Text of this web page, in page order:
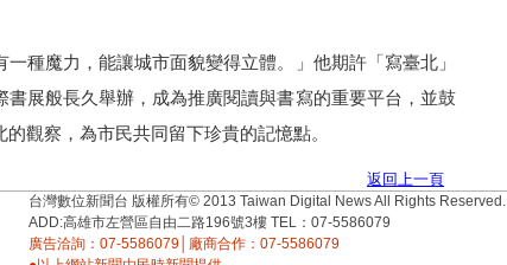
種魔力，能讓城市面貌變得立體。」他期許「寫臺北」
書展般長久舉辦，成為推廣閱讀與書寫的重要平台，並鼓
觀察，為市民共同留下珍貴的記憶點。
返回上一頁
台灣數位新聞台 版權所有© 2013 Taiwan Digital News All Rights Reserved.
ADD:高雄市左營區自由二路196號3樓 TEL：07-5586079
廣告洽詢：07-5586079│廠商合作：07-5586079